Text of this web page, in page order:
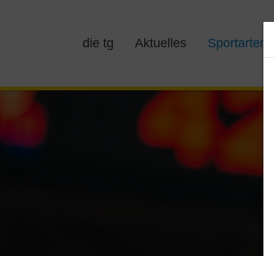
die tg Aktuelles Sportarten